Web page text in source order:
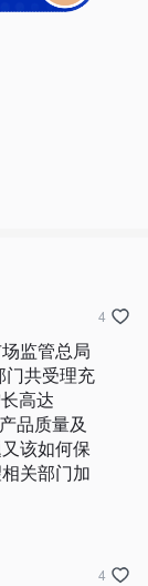
监管总局
门共受理充
高达
品质量及
该如何保
关部门加
4
4